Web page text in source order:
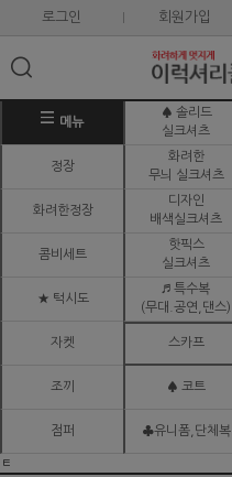
로그인 회원가입
메뉴
♠ 솔리드
실크셔츠
정장
화려한
무늬 실크셔츠
화려한정장
디자인
배색실크셔츠
콤비세트
핫픽스
실크셔츠
★ 턱시도
♬ 특수복
(무대.공연,댄스)
자켓 스카프
조끼 ♠ 코트
점퍼 ♣유니폼,단체복
ㅌ